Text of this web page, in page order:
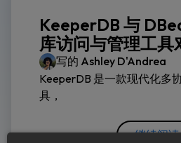
KeeperDB 与
库访问与管理工具
写的 Ashley D'Andrea
KeeperDB 是一款现代化多
具，
继续阅读